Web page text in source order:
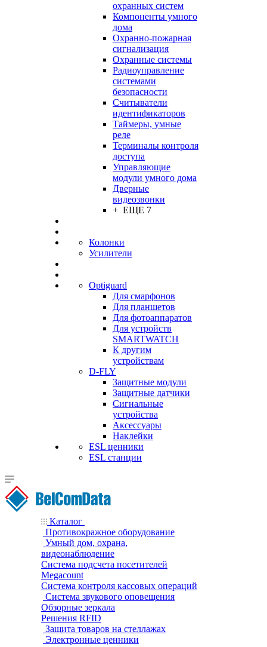
охранных систем
Компоненты умного
дома
Охранно-пожарная
сигнализация
Охранные системы
Радиоуправление
системами
безопасности
Считыватели
идентификаторов
Таймеры, умные
реле
Терминалы контроля
доступа
Управляющие
модули умного дома
Дверные
видеозвонки
+ ЕЩЕ 7
Колонки
Усилители
Optiguard
Для смарфонов
Для планшетов
Для фотоаппаратов
Для устройств
SMARTWATCH
К другим
устройствам
D-FLY
Защитные модули
Защитные датчики
Сигнальные
устройства
Аксессуары
Наклейки
ESL ценники
ESL станции
Каталог
Противокражное оборудование
Умный дом, охрана,
видеонаблюдение
Система подсчета посетителей
Megacount
Система контроля кассовых операций
Система звукового оповещения
Обзорные зеркала
Решения RFID
Защита товаров на стеллажах
Электронные ценники